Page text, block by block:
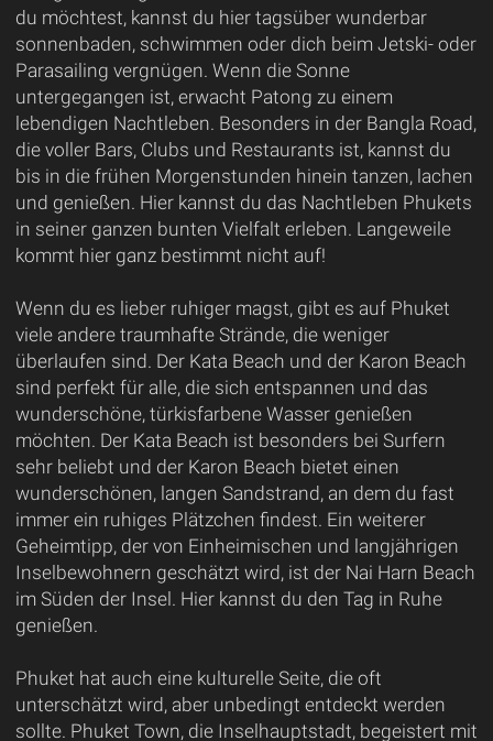
du möchtest, kannst du hier tagsüber wunderbar
sonnenbaden, schwimmen oder dich beim Jetski- oder
Parasailing vergnügen. Wenn die Sonne
untergegangen ist, erwacht Patong zu einem
lebendigen Nachtleben. Besonders in der Bangla Road,
die voller Bars, Clubs und Restaurants ist, kannst du
bis in die frühen Morgenstunden hinein tanzen, lachen
und genießen. Hier kannst du das Nachtleben Phukets
in seiner ganzen bunten Vielfalt erleben. Langeweile
kommt hier ganz bestimmt nicht auf!
Wenn du es lieber ruhiger magst, gibt es auf Phuket
viele andere traumhafte Strände, die weniger
überlaufen sind. Der Kata Beach und der Karon Beach
sind perfekt für alle, die sich entspannen und das
wunderschöne, türkisfarbene Wasser genießen
möchten. Der Kata Beach ist besonders bei Surfern
sehr beliebt und der Karon Beach bietet einen
wunderschönen, langen Sandstrand, an dem du fast
immer ein ruhiges Plätzchen findest. Ein weiterer
Geheimtipp, der von Einheimischen und langjährigen
Inselbewohnern geschätzt wird, ist der Nai Harn Beach
im Süden der Insel. Hier kannst du den Tag in Ruhe
genießen.
Phuket hat auch eine kulturelle Seite, die oft
unterschätzt wird, aber unbedingt entdeckt werden
sollte. Phuket Town, die Inselhauptstadt, begeistert mit